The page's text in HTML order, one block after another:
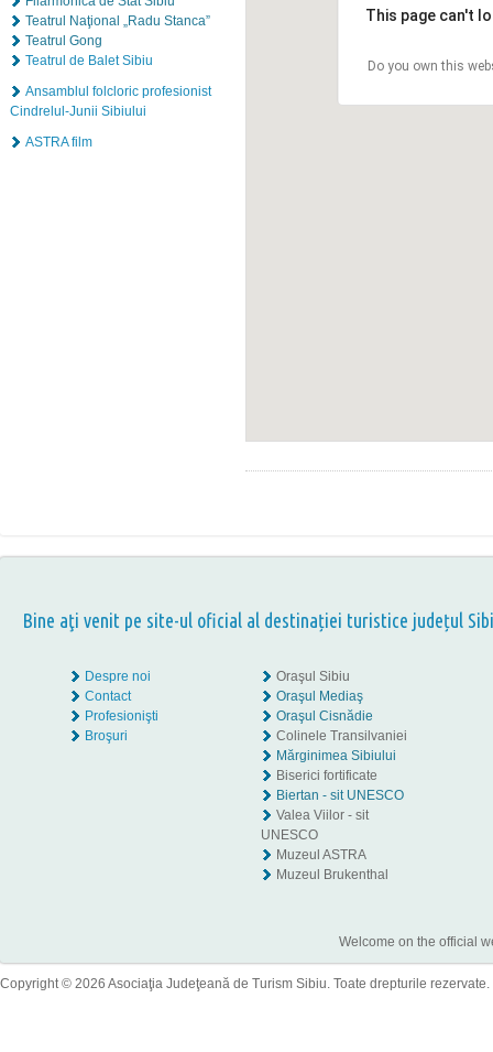
Teatrul Naţional „Radu Stanca”
Teatrul Gong
Teatrul de Balet Sibiu
Ansamblul folcloric profesionist
Cindrelul-Junii Sibiului
ASTRA film
This page can't
Do you own this
Bine aţi venit pe site-ul oficial al destinației turistice județul
Despre noi
Contact
Profesionişti
Broşuri
Oraşul Sibiu
Oraşul Mediaş
Oraşul Cisnădie
Colinele Transilvaniei
Mărginimea Sibiului
Biserici fortificate
Biertan - sit UNESCO
Valea Viilor - sit
UNESCO
Muzeul ASTRA
Muzeul Brukenthal
Welcome on the official
Copyright © 2026 Asociaţia Judeţeană de Turism Sibiu. Toate drepturile rezervate.